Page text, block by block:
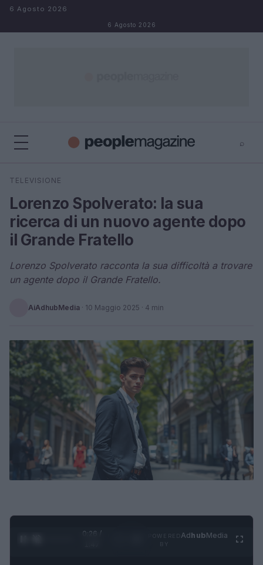
Salta al contenuto
6 Agosto 2026
6 Agosto 2026
⌕
Cerca
TELEVISIONE
Lorenzo Spolverato: la sua
ricerca di un nuovo agente dopo
il Grande Fratello
Lorenzo Spolverato racconta la sua difficoltà a trovare
un agente dopo il Grande Fratello.
AiAdhubMedia · 10 Maggio 2025 · 4 min
0:27 /
AdhubMedia